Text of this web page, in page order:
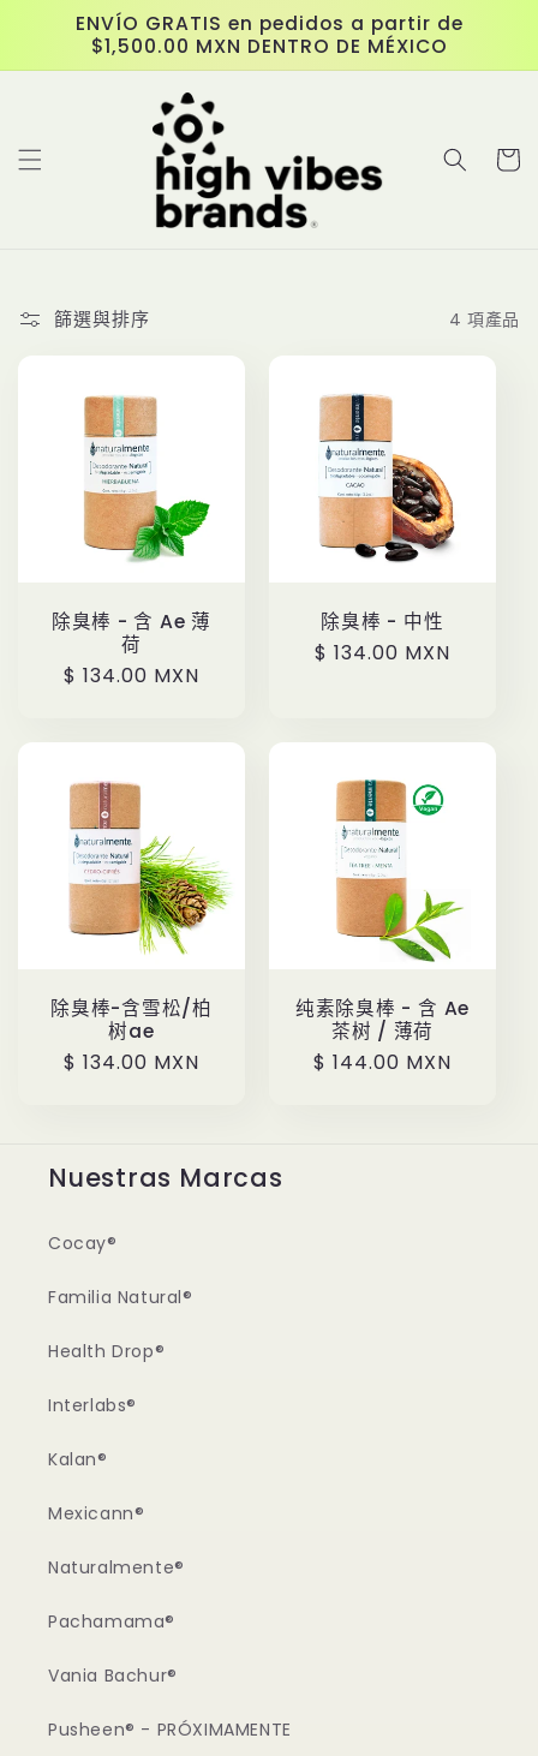
跳至內ENVÍO GRATIS en pedidos a partir de
$1,500.00 MXN DENTRO DE MÉXICO
物
篩選與排序 4 項產品
除臭棒 - 含 Ae 薄
荷
定
$ 134.00 MXN
除臭棒 - 中性
定
$ 134.00 MXN
除臭棒-含雪松/柏
树ae
定
$ 134.00 MXN
纯素除臭棒 - 含 Ae
茶树 / 薄荷
定
$ 144.00 MXN
Nuestras Marcas
Cocay®
Familia Natural®
Health Drop®
Interlabs®
Kalan®
Mexicann®
Naturalmente®
Pachamama®
Vania Bachur®
Pusheen® - PRÓXIMAMENTE